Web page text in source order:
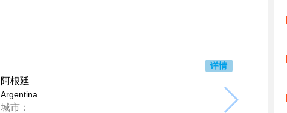
详情
阿根廷
Argentina
城市：